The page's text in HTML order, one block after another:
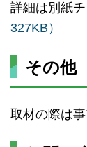
詳細は別紙チ
327KB）
その他
取材の際は事